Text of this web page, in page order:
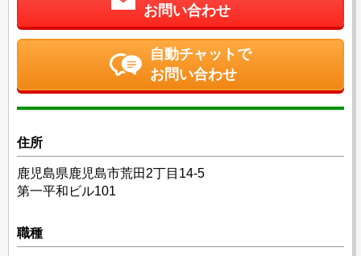
お問い合わせ
自動チャットで
お問い合わせ
住所
鹿児島県鹿児島市荒田2丁目14-5
第一平和ビル101
職種